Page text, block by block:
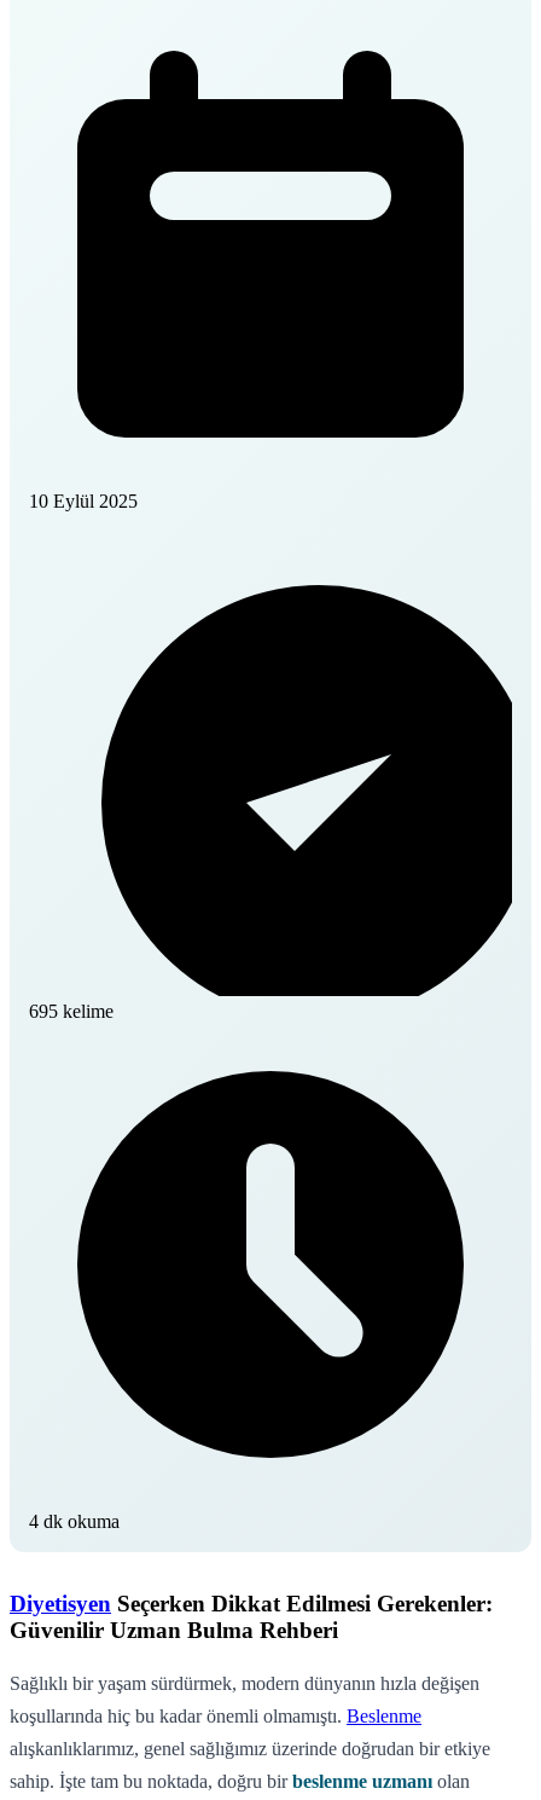
10 Eylül 2025
695 kelime
4 dk okuma
Diyetisyen Seçerken Dikkat Edilmesi Gerekenler:
Güvenilir Uzman Bulma Rehberi
Sağlıklı bir yaşam sürdürmek, modern dünyanın hızla değişen
koşullarında hiç bu kadar önemli olmamıştı. Beslenme
alışkanlıklarımız, genel sağlığımız üzerinde doğrudan bir etkiye
sahip. İşte tam bu noktada, doğru birbeslenme uzmanı olan